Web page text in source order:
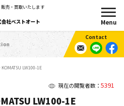
売・買取いたします
会社ベストオート
LW100-1E
現在の閲覧者数： 5391
LW100-1E